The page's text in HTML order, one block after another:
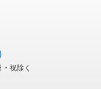
・祝除く